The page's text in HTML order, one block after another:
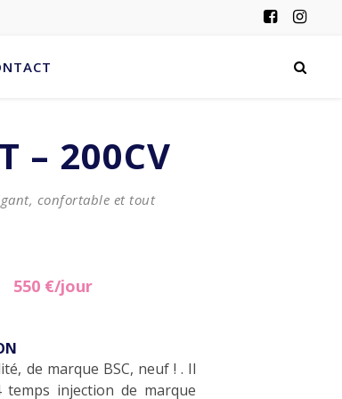
– 200CV
confortable et tout
550 €/jour
de marque BSC, neuf ! . Il
injection de marque